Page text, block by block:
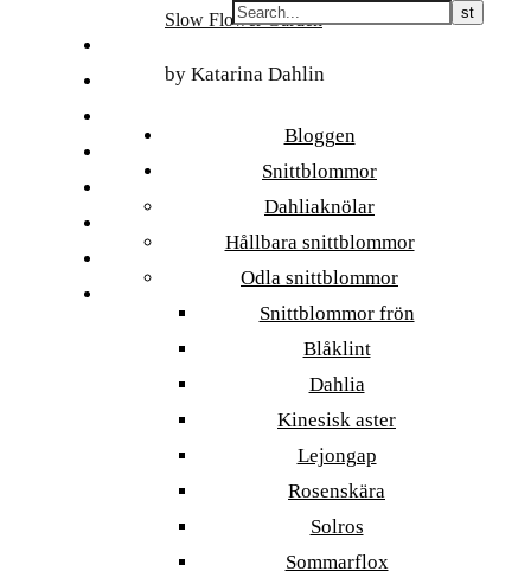
Slow Flower Garden
by Katarina Dahlin
Bloggen
Snittblommor
Dahliaknölar
Hållbara snittblommor
Odla snittblommor
Snittblommor frön
Blåklint
Dahlia
Kinesisk aster
Lejongap
Rosenskära
Solros
Sommarflox